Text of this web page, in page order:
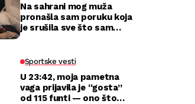
Na sahrani mog muža
pronašla sam poruku koja
je srušila sve što sam
Sportske vesti
U 23:42, moja pametna
vaga prijavila je “gosta”
od 115 funti — ono što